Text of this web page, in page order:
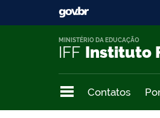
IFF Instituto
MINISTÉRIO DA EDUCAÇÃO
Contatos